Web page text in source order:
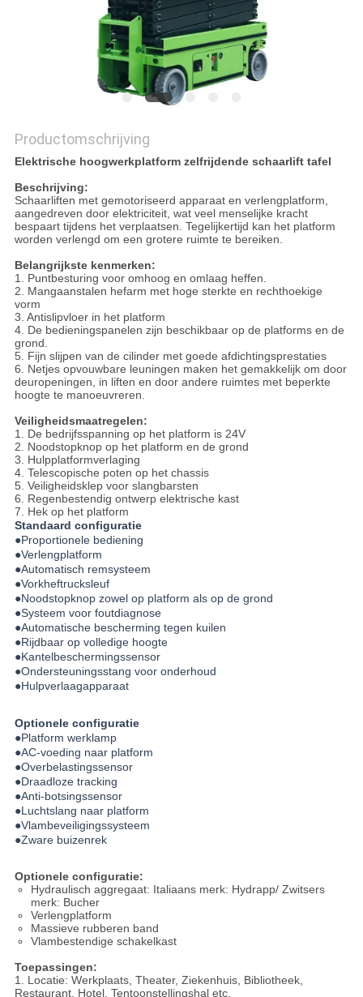
Productomschrijving
Elektrische hoogwerkplatform zelfrijdende schaarlift tafel
Beschrijving:
Schaarliften met gemotoriseerd apparaat en verlengplatform,
aangedreven door elektriciteit, wat veel menselijke kracht
bespaart tijdens het verplaatsen. Tegelijkertijd kan het platform
worden verlengd om een grotere ruimte te bereiken.
Belangrijkste kenmerken:
1. Puntbesturing voor omhoog en omlaag heffen.
2. Mangaanstalen hefarm met hoge sterkte en rechthoekige
vorm
3. Antislipvloer in het platform
4. De bedieningspanelen zijn beschikbaar op de platforms en de
grond.
5. Fijn slijpen van de cilinder met goede afdichtingsprestaties
6. Netjes opvouwbare leuningen maken het gemakkelijk om door
deuropeningen, in liften en door andere ruimtes met beperkte
hoogte te manoeuvreren.
Veiligheidsmaatregelen:
1. De bedrijfsspanning op het platform is 24V
2. Noodstopknop op het platform en de grond
3. Hulpplatformverlaging
4. Telescopische poten op het chassis
5. Veiligheidsklep voor slangbarsten
6. Regenbestendig ontwerp elektrische kast
7. Hek op het platform
Standaard configuratie
●Proportionele bediening
●Verlengplatform
●Automatisch remsysteem
●Vorkheftrucksleuf
●Noodstopknop zowel op platform als op de grond
●Systeem voor foutdiagnose
●Automatische bescherming tegen kuilen
●Rijdbaar op volledige hoogte
●Kantelbeschermingssensor
●Ondersteuningsstang voor onderhoud
●Hulpverlaagapparaat
Optionele configuratie
●Platform werklamp
●AC-voeding naar platform
●Overbelastingssensor
●Draadloze tracking
●Anti-botsingssensor
●Luchtslang naar platform
●Vlambeveiligingssysteem
●Zware buizenrek
Optionele configuratie:
Hydraulisch aggregaat: Italiaans merk: Hydrapp/ Zwitsers
merk: Bucher
Verlengplatform
Massieve rubberen band
Vlambestendige schakelkast
Toepassingen:
1. Locatie: Werkplaats, Theater, Ziekenhuis, Bibliotheek,
Restaurant, Hotel, Tentoonstellingshal etc.